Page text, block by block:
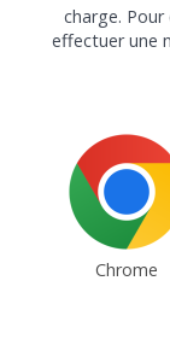
charge.
effectuer une
Chrome